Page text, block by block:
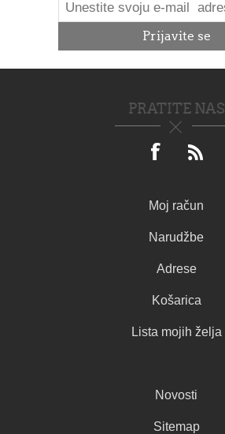
PRATITE NAS
Moj račun
Narudžbe
Adrese
Košarica
Lista mojih želja
Novosti
Sitemap